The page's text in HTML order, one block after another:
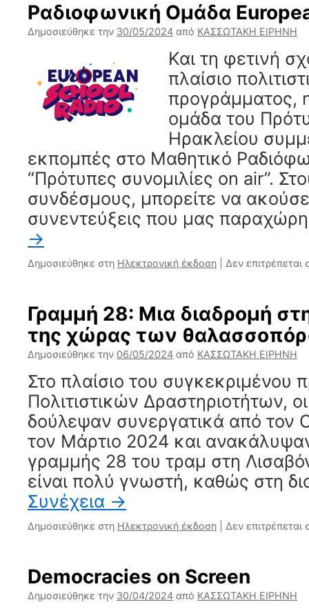
Ραδιοφωνική Ομάδα
Δημοσιεύθηκε την 30/05/2024 από ΚΑΣΣΩΤΑΚΗ ΕΙΡΗΝΗ
Και τη φετινή
πλαίσιο
προγράμματος,
ομάδα του
Ηρακλείου
εκπομπές στο Μαθητικό
“Πρότυπες συνομιλίες on air”.
συνδέσμους, μπορείτε να
συνεντεύξεις που μας
→
Δημοσιεύθηκε στη Ηλεκτρονική έκδοση Δεν επιτρέπεται
Γραμμή 28: Μια διαδρομή
της χώρας των
Δημοσιεύθηκε την 06/05/2024 από ΚΑΣΣΩΤΑΚΗ ΕΙΡΗΝΗ
Στο πλαίσιο του συγκεκριμένου
Πολιτιστικών Δραστηριοτήτων,
δούλεψαν συνεργατικά από τον
τον Μάρτιο 2024 και
γραμμής 28 του τραμ στη
είναι πολύ γνωστή, καθώς στη
Συνέχεια →
Δημοσιεύθηκε στη Ηλεκτρονική έκδοση Δεν επιτρέπεται
Democracies on Screen
Δημοσιεύθηκε την 30/04/2024 από ΚΑΣΣΩΤΑΚΗ ΕΙΡΗΝΗ